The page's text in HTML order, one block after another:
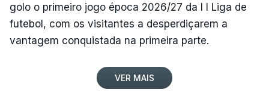
golo o primeiro jogo época 2026/27 da I I Liga de
futebol, com os visitantes a desperdiçarem a
vantagem conquistada na primeira parte.
VER MAIS